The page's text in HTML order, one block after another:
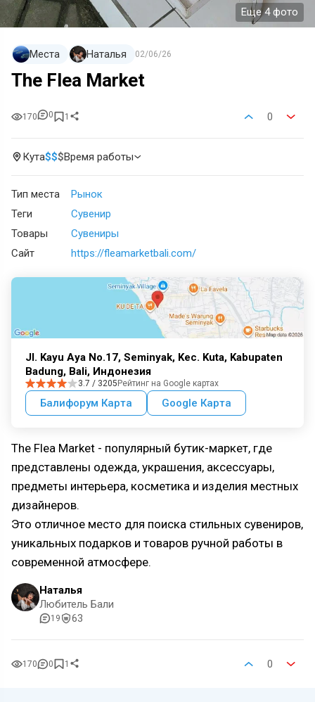
Еще 4 фото
Места Наталья 02/06/26
The Flea Market
170 0 1 0
Кута$$$Время работы
Тип места
Рынок
Теги
Сувенир
Товары
Сувениры
Сайт
https://fleamarketbali.com/
Jl. Kayu Aya No.17, Seminyak, Kec. Kuta, Kabupaten
Badung, Bali, Индонезия
3.7 / 3205Рейтинг на Google картах
Балифорум Карта Google Карта
The Flea Market - популярный бутик-маркет, где
представлены одежда, украшения, аксессуары,
предметы интерьера, косметика и изделия местных
дизайнеров.
Это отличное место для поиска стильных сувениров,
уникальных подарков и товаров ручной работы в
современной атмосфере.
Наталья
Любитель Бали
19 63
170 0 1 0